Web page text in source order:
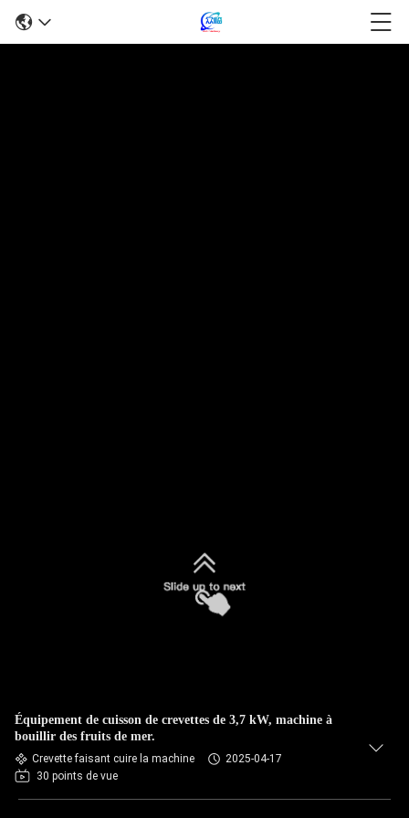
Équipement de cuisson de crevettes de 3,7 kW, machine à
bouillir des fruits de mer.
Crevette faisant cuire la machine
2025-04-17
30 points de vue